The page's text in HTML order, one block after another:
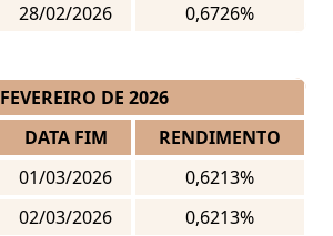
28/02/2026 0,6726%
FEVEREIRO DE 2026
DATA FIM
RENDIMENTO
01/03/2026
0,6213%
02/03/2026
0,6213%